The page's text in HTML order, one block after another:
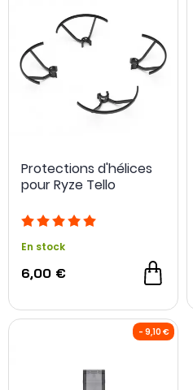
Protections d'hélices
pour Ryze Tello
En stock
6,00 €